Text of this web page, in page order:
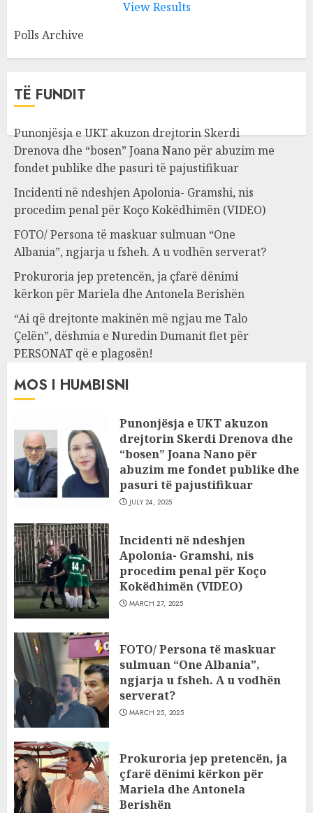
View Results
Polls Archive
TË FUNDIT
Punonjësja e UKT akuzon drejtorin Skerdi
Drenova dhe “bosen” Joana Nano për abuzim me
fondet publike dhe pasuri të pajustifikuar
Incidenti në ndeshjen Apolonia- Gramshi, nis
procedim penal për Koço Kokëdhimën (VIDEO)
FOTO/ Persona të maskuar sulmuan “One
Albania”, ngjarja u fsheh. A u vodhën serverat?
Prokuroria jep pretencën, ja çfarë dënimi
kërkon për Mariela dhe Antonela Berishën
“Ai që drejtonte makinën më ngjau me Talo
Çelën”, dëshmia e Nuredin Dumanit flet për
PERSONAT që e plagosën!
MOS I HUMBISNI
Punonjësja e UKT akuzon
drejtorin Skerdi Drenova dhe
“bosen” Joana Nano për
abuzim me fondet publike dhe
pasuri të pajustifikuar
JULY 24, 2025
Incidenti në ndeshjen
Apolonia- Gramshi, nis
procedim penal për Koço
Kokëdhimën (VIDEO)
MARCH 27, 2025
FOTO/ Persona të maskuar
sulmuan “One Albania”,
ngjarja u fsheh. A u vodhën
serverat?
MARCH 25, 2025
Prokuroria jep pretencën, ja
çfarë dënimi kërkon për
Mariela dhe Antonela
Berishën